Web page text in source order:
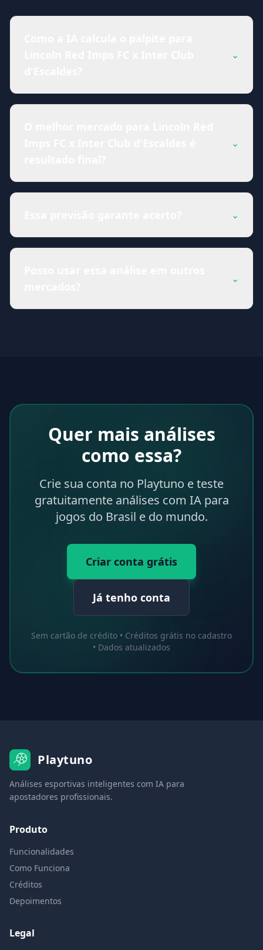
⌄
⌄
⌄
⌄
Quer mais análises
como essa?
Crie sua conta no Playtuno e teste
gratuitamente análises com IA para
jogos do Brasil e do mundo.
Criar conta grátis
Já tenho conta
Sem cartão de crédito • Créditos grátis no cadastro
• Dados atualizados
Playtuno
Análises esportivas inteligentes com IA para
apostadores profissionais.
Produto
Funcionalidades
Como Funciona
Créditos
Depoimentos
Legal